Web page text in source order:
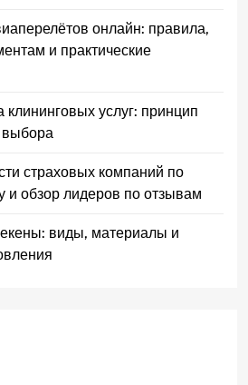
онлайн: правила,
и практические
услуг: принцип
выбора
страховых компаний по
обзор лидеров по отзывам
виды, материалы и